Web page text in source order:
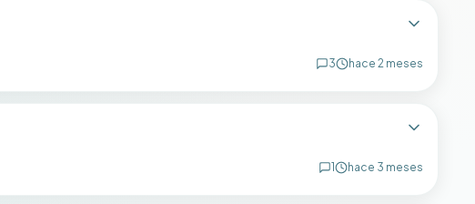
3 hace 2 meses
1 hace 3 meses